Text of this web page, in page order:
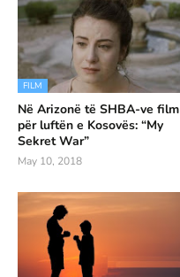
FILM
Në Arizonë të SHBA-ve film
për luftën e Kosovës: “My
Sekret War”
May 10, 2018